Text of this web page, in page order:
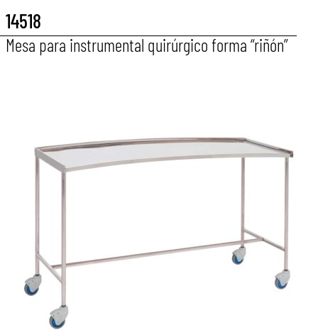
14518
Mesa para instrumental quirúrgico forma “riñón”